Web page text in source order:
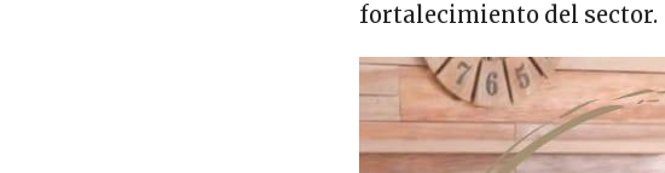
fortalecimiento del sector.